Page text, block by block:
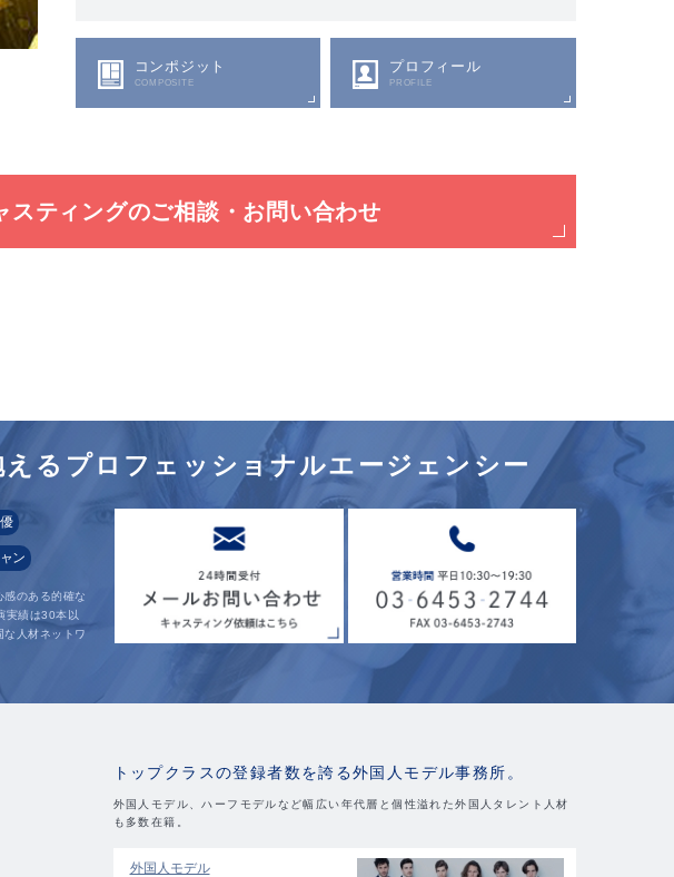
コンポジット
COMPOSITE
プロフィール
PROFILE
スティングのご相談・お問い合わせ
えるプロフェッショナルエージェンシー
ン
のある的確な
実績は30本以
な人材ネットワ
トップクラスの登録者数を誇る外国人モデル事務所。
外国人モデル、ハーフモデルなど幅広い年代層と個性溢れた外国人タレント人材
も多数在籍。
外国人モデル